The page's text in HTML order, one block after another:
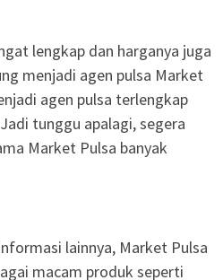
lengkap dan harganya juga
menjadi agen pulsa Market
agen pulsa terlengkap
tunggu apalagi, segera
Market Pulsa banyak
lainnya, Market Pulsa
macam produk seperti